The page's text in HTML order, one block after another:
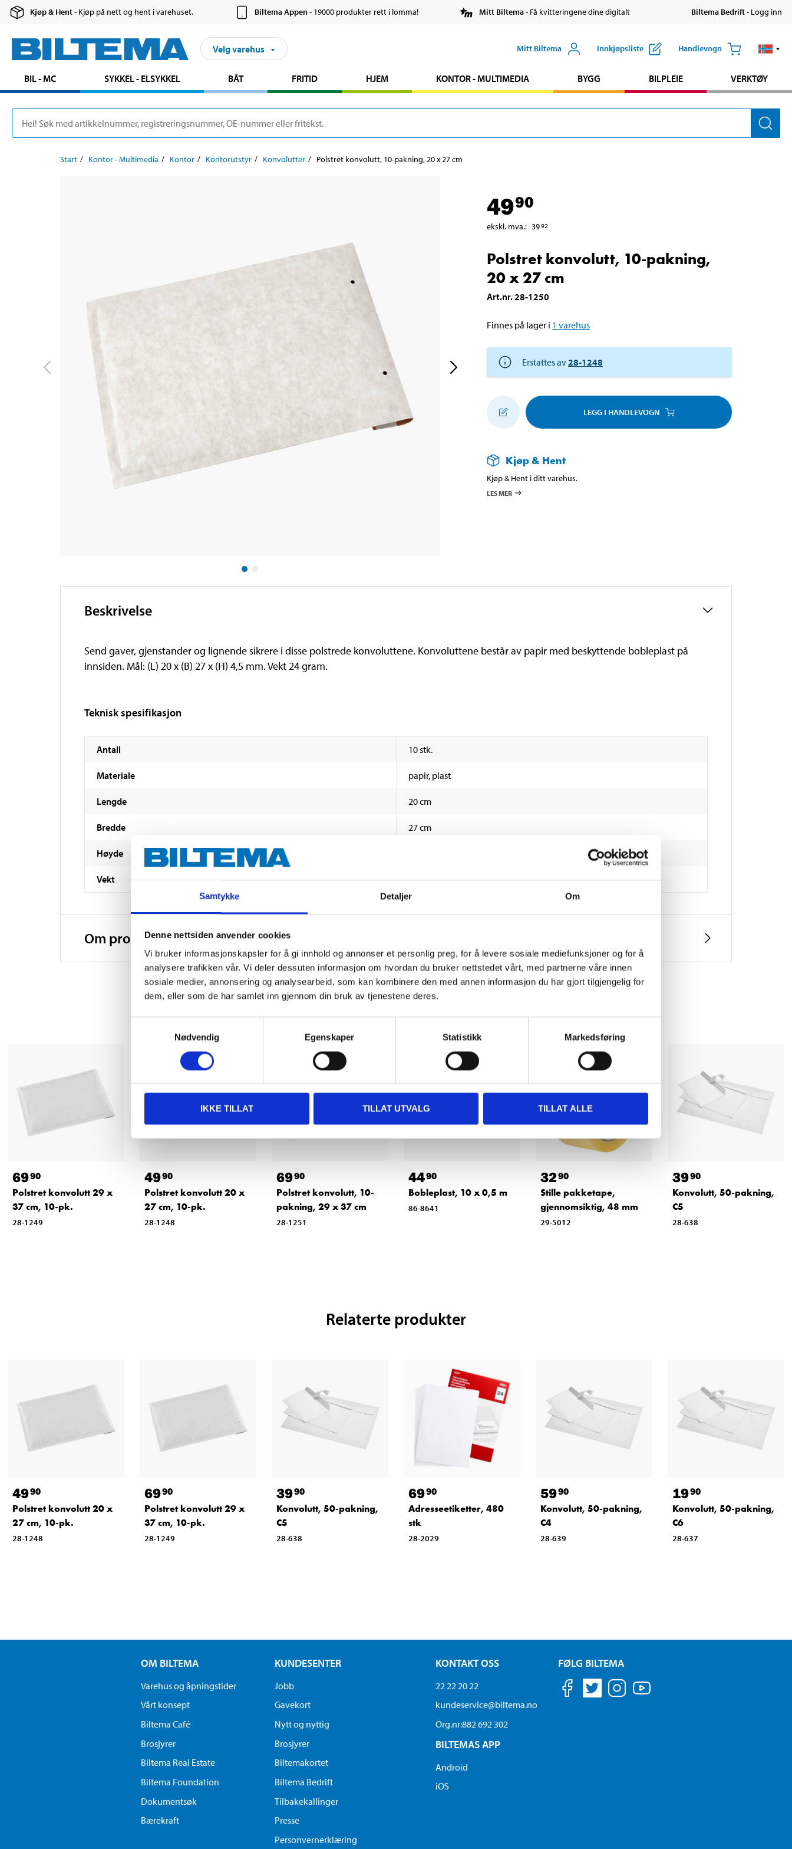
Samtykke Detaljer Om
Denne nettsiden anvender cookies
Vi bruker informasjonskapsler for å gi innhold og annonser et personlig preg, for å levere sosiale mediefunksjoner og for å
analysere trafikken vår. Vi deler dessuten informasjon om hvordan du bruker nettstedet vårt, med partnerne våre innen
sosiale medier, annonsering og analysearbeid, som kan kombinere den med annen informasjon du har gjort tilgjengelig for
dem, eller som de har samlet inn gjennom din bruk av tjenestene deres.
Nødvendig
Egenskaper Statistikk Markedsføring
IKKE TILLAT TILLAT UTVALG TILLAT ALLE
Kjøp & Hent- Kjøp på nett og hent i varehuset. Biltema Appen- 19000 produkter rett i lomma! Mitt Biltema- Få kvitteringene dine digitalt Biltema Bedrift- Logg inn
Velg varehus Mitt Biltema Innkjøpsliste Handlevogn
BIL - MC SYKKEL - ELSYKKEL BÅT FRITID HJEM KONTOR - MULTIMEDIA BYGG BILPLEIE VERKTØY
Start Kontor - Multimedia Kontor Kontorutstyr Konvolutter Polstret konvolutt, 10-pakning, 20 x 27 cm
4990
ekskl. mva.: 3992
Polstret konvolutt, 10-pakning,
20 x 27 cm
Art.nr.28-1250
Finnes på lager i 1 varehus
Erstattes av28-1248
LEGG I HANDLEVOGN
Kjøp & Hent
Kjøp & Hent i ditt varehus.
LES MER
Beskrivelse
Send gaver, gjenstander og lignende sikrere i disse polstrede konvoluttene. Konvoluttene består av papir med beskyttende bobleplast på
innsiden. Mål: (L) 20 x (B) 27 x (H) 4,5 mm. Vekt 24 gram.
Teknisk spesifikasjon
Antall 10 stk.
Materiale papir, plast
Lengde 20 cm
Bredde 27 cm
Høyde
Vekt 24 g
Om produsenten
Andre kunder har også kjøpt
6990
Polstret konvolutt 29 x
37 cm, 10-pk.
28-1249
4990
Polstret konvolutt 20 x
27 cm, 10-pk.
28-1248
6990
Polstret konvolutt, 10-
pakning, 29 x 37 cm
28-1251
4490
Bobleplast, 10 x 0,5 m
86-8641
3290
Stille pakketape,
gjennomsiktig, 48 mm
29-5012
3990
Konvolutt, 50-pakning,
C5
28-638
Relaterte produkter
4990
Polstret konvolutt 20 x
27 cm, 10-pk.
28-1248
6990
Polstret konvolutt 29 x
37 cm, 10-pk.
28-1249
3990
Konvolutt, 50-pakning,
C5
28-638
6990
Adresseetiketter, 480
stk
28-2029
5990
Konvolutt, 50-pakning,
C4
28-639
1990
Konvolutt, 50-pakning,
C6
28-637
OM BILTEMA
Varehus og åpningstider
Vårt konsept
Biltema Café
Brosjyrer
Biltema Real Estate
Biltema Foundation
Dokumentsøk
Bærekraft
KUNDESENTER
Jobb
Gavekort
Nytt og nyttig
Brosjyrer
Biltemakortet
Biltema Bedrift
Tilbakekallinger
Presse
Personvernerklæring
KONTAKT OSS
22 22 20 22
kundeservice@biltema.no
Org.nr:882 692 302
BILTEMAS APP
Android
iOS
FØLG BILTEMA